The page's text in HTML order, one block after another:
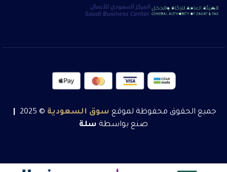
جميع الحقوق محفوظة لموقع سوق السعودية © 2025
صنع بواسطة سلة